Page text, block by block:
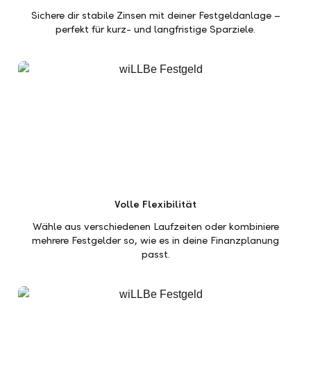
Sichere dir stabile Zinsen mit deiner Festgeldanlage –
perfekt für kurz- und langfristige Sparziele.
Volle Flexibilität
Wähle aus verschiedenen Laufzeiten oder kombiniere
mehrere Festgelder so, wie es in deine Finanzplanung
passt.